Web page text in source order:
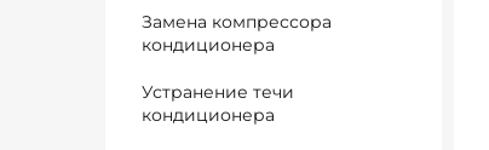
Замена компрессора
кондиционера
Устранение течи
кондиционера